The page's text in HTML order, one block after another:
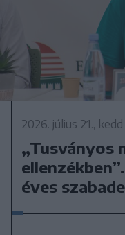
2026. július 21., kedd
„Tusványos
éves